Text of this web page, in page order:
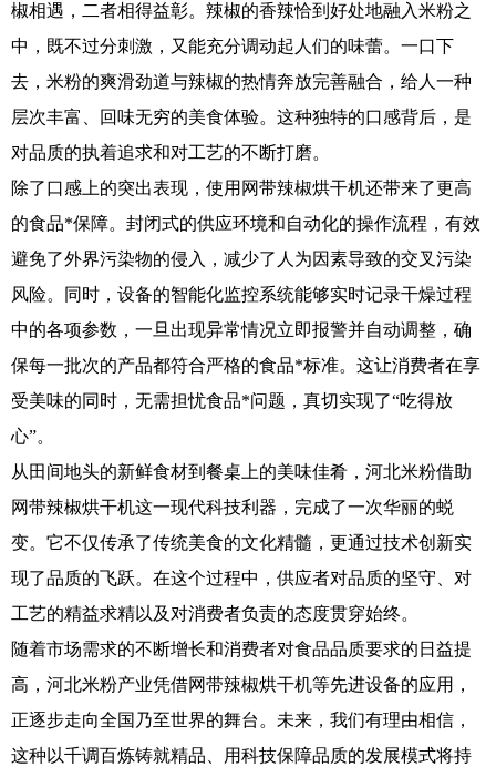
椒相遇，二者相得益彰。辣椒的香辣恰到好处地融入米粉之
中，既不过分刺激，又能充分调动起人们的味蕾。一口下
去，米粉的爽滑劲道与辣椒的热情奔放完善融合，给人一种
层次丰富、回味无穷的美食体验。这种独特的口感背后，是
对品质的执着追求和对工艺的不断打磨。
除了口感上的突出表现，使用网带辣椒烘干机还带来了更高
的食品*保障。封闭式的供应环境和自动化的操作流程，有效
避免了外界污染物的侵入，减少了人为因素导致的交叉污染
风险。同时，设备的智能化监控系统能够实时记录干燥过程
中的各项参数，一旦出现异常情况立即报警并自动调整，确
保每一批次的产品都符合严格的食品*标准。这让消费者在享
受美味的同时，无需担忧食品*问题，真切实现了“吃得放
心”。
从田间地头的新鲜食材到餐桌上的美味佳肴，河北米粉借助
网带辣椒烘干机这一现代科技利器，完成了一次华丽的蜕
变。它不仅传承了传统美食的文化精髓，更通过技术创新实
现了品质的飞跃。在这个过程中，供应者对品质的坚守、对
工艺的精益求精以及对消费者负责的态度贯穿始终。
随着市场需求的不断增长和消费者对食品品质要求的日益提
高，河北米粉产业凭借网带辣椒烘干机等先进设备的应用，
正逐步走向全国乃至世界的舞台。未来，我们有理由相信，
这种以千调百炼铸就精品、用科技保障品质的发展模式将持